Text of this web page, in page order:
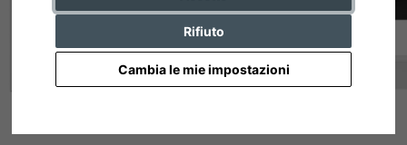
Rifiuto
Cambia le mie impostazioni